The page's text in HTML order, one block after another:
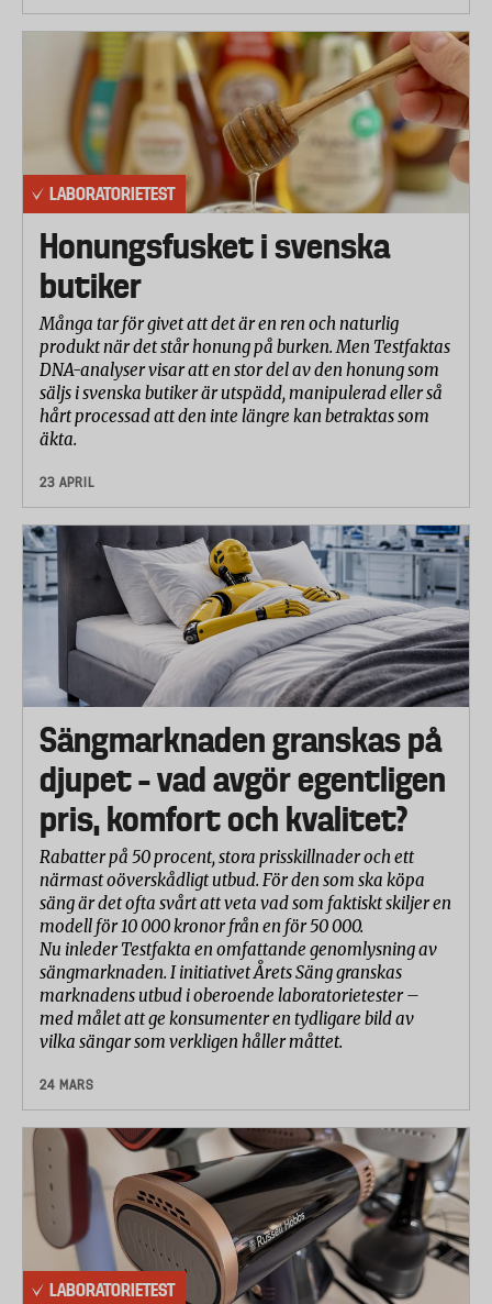
LABORATORIETEST
Honungsfusket i svenska
butiker
Många tar för givet att det är en ren och naturlig
produkt när det står honung på burken. Men Testfaktas
DNA-analyser visar att en stor del av den honung som
säljs i svenska butiker är utspädd, manipulerad eller så
hårt processad att den inte längre kan betraktas som
äkta.
23 APRIL
Sängmarknaden granskas på
djupet – vad avgör egentligen
pris, komfort och kvalitet?
Rabatter på 50 procent, stora prisskillnader och ett
närmast oöverskådligt utbud. För den som ska köpa
säng är det ofta svårt att veta vad som faktiskt skiljer en
modell för 10 000 kronor från en för 50 000.
Nu inleder Testfakta en omfattande genomlysning av
sängmarknaden. I initiativet Årets Säng granskas
marknadens utbud i oberoende laboratorietester –
med målet att ge konsumenter en tydligare bild av
vilka sängar som verkligen håller måttet.
24 MARS
LABORATORIETEST